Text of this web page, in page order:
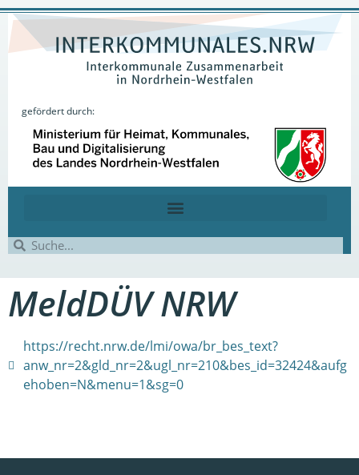
gefördert durch:
MeldDÜV NRW
https://recht.nrw.de/lmi/owa/br_bes_text?
anw_nr=2&gld_nr=2&ugl_nr=210&bes_id=32424&aufg
ehoben=N&menu=1&sg=0